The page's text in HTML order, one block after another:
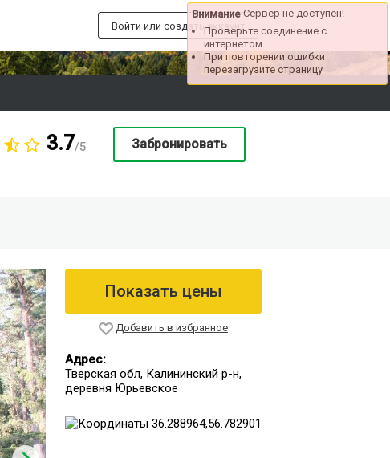
Внимание Сервер не доступен!
Проверьте соединение с
интернетом
При повторении ошибки
перезагрузите страницу
Войти или создать аккаунт
3.7/5 Забронировать
Показать цены
Добавить в избранное
Адрес:
Тверская обл, Калининский р-н,
деревня Юрьевское